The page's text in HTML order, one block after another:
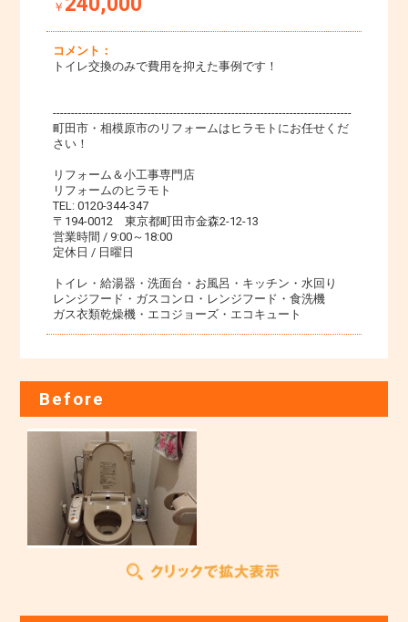
￥
コメント：
トイレ交換のみで費用を抑えた事例です！
----------------------------------------------------------------------------------
町田市・相模原市のリフォームはヒラモトにお任せくだ
さい！
リフォーム＆小工事専門店
リフォームのヒラモト
TEL: 0120-344-347
〒194-0012 東京都町田市金森2-12-13
営業時間 / 9:00～18:00
定休日 / 日曜日
トイレ・給湯器・洗面台・お風呂・キッチン・水回り
レンジフード・ガスコンロ・レンジフード・食洗機
ガス衣類乾燥機・エコジョーズ・エコキュート
Before